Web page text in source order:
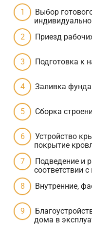
Выбор
Приезд
Подготовка к
Заливка
Сборка
Устройство
покрытие
Подведение и
соответствии
Внутренние,
дома в